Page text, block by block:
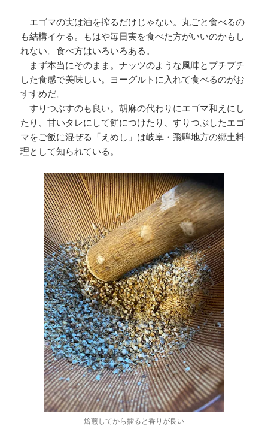
エゴマの実は油を搾るだけじゃない。丸ごと食べるの
も結構イケる。もはや毎日実を食べた方がいいのかもし
れない。食べ方はいろいろある。
まず本当にそのまま。ナッツのような風味とプチプチ
した食感で美味しい。ヨーグルトに入れて食べるのがお
すすめだ。
すりつぶすのも良い。胡麻の代わりにエゴマ和えにし
たり、甘いタレにして餅につけたり、すりつぶしたエゴ
マをご飯に混ぜる「えめし 」は岐阜・飛騨地方の郷土料
理として知られている。
焙煎してから擂ると香りが良い